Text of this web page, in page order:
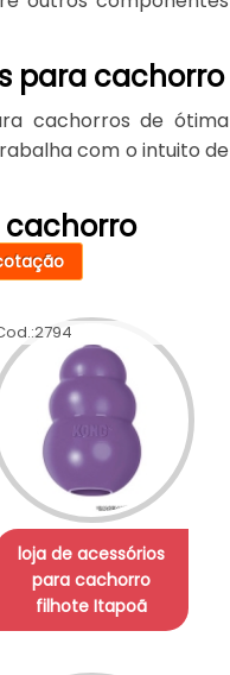
para cachorro
cachorros de ótima
com o intuito de
cachorro
2794
loja de acessórios
para cachorro
filhote Itapoã